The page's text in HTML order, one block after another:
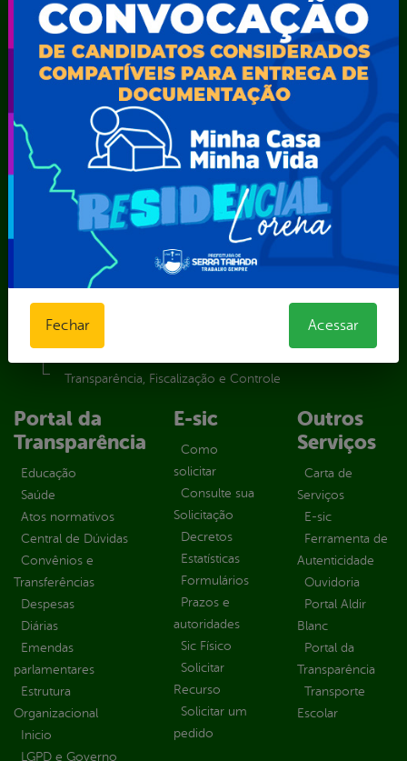
Secretaria de Desenvolvimento Econômico e Turismo
Secretaria de Iluminação Pública e Energia Elétrica
Secretaria Municipal da Mulher – SEMU
Secretaria Municipal de Administração – SAD
Secretaria Municipal de Agricultura e Recursos Hídricos –
SEMARH / Secretaria de Agricultura Familiar – SEMAF
Secretaria Municipal de Educação – SEST
Secretaria Municipal de Esporte e Lazer – SEMEL
Secretaria Municipal de Finanças – SECFIN
Secretaria Municipal de Governo – SEGOV
Secretaria Municipal de Meio Ambiente – SEMA
Secretaria Municipal de Planejamento e Gestão – SEPLAG
Secretaria Municipal de Relações Institucionais – SEMRI
Secretaria Municipal de Saúde – SMS
Transparência, Fiscalização e Controle
Portal da
Transparência
Educação
Saúde
Atos normativos
Central de Dúvidas
Convênios e
Transferências
Despesas
Diárias
Emendas
parlamentares
Estrutura
Organizacional
Inicio
LGPD e Governo
E-sic
Como
solicitar
Consulte sua
Solicitação
Decretos
Estatísticas
Formulários
Prazos e
autoridades
Sic Físico
Solicitar
Recurso
Solicitar um
pedido
Outros
Serviços
Carta de
Serviços
E-sic
Ferramenta de
Autenticidade
Ouvidoria
Portal Aldir
Blanc
Portal da
Transparência
Transporte
Escolar
Fechar Acessar